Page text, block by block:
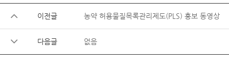
이전글 농약 허용물질목록관리제도(PLS) 홍보 동영상
다음글 없음